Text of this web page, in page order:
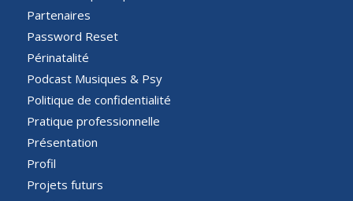
Partenaires
Password Reset
Périnatalité
Podcast Musiques & Psy
Politique de confidentialité
Pratique professionnelle
Présentation
Profil
Projets futurs